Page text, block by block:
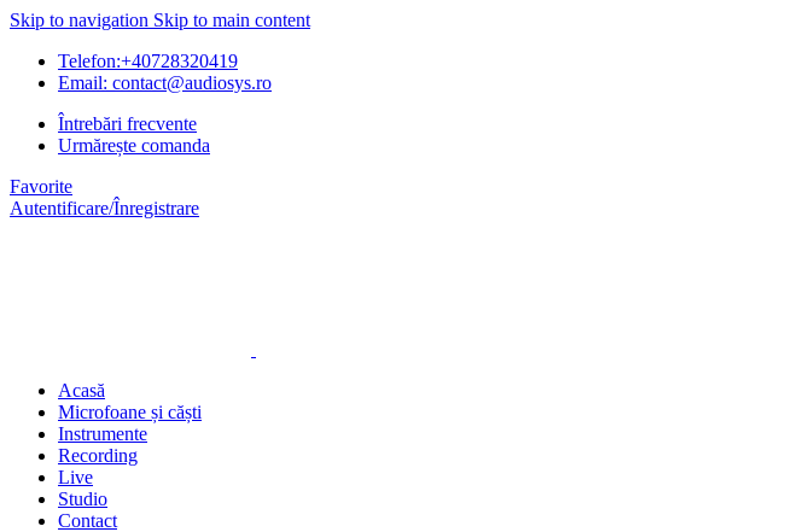
Skip to navigation Skip to main content
Telefon:+40728320419
Email: contact@audiosys.ro
Întrebări frecvente
Urmărește comanda
Favorite
Autentificare/Înregistrare
Acasă
Microfoane și căști
Instrumente
Recording
Live
Studio
Contact